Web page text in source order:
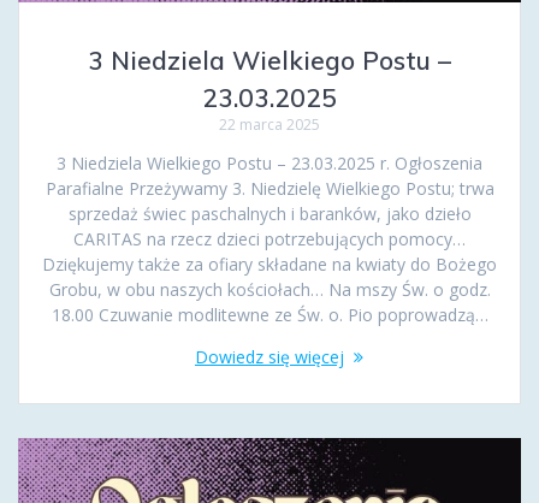
3 Niedziela Wielkiego Postu –
23.03.2025
22 marca 2025
3 Niedziela Wielkiego Postu – 23.03.2025 r. Ogłoszenia
Parafialne Przeżywamy 3. Niedzielę Wielkiego Postu; trwa
sprzedaż świec paschalnych i baranków, jako dzieło
CARITAS na rzecz dzieci potrzebujących pomocy…
Dziękujemy także za ofiary składane na kwiaty do Bożego
Grobu, w obu naszych kościołach… Na mszy Św. o godz.
18.00 Czuwanie modlitewne ze Św. o. Pio poprowadzą…
Dowiedz się więcej